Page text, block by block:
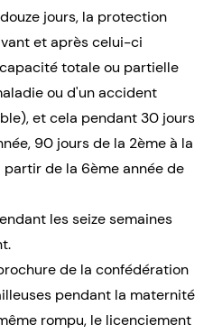
jours, la protection
et après celui-ci
totale ou partielle
ou d'un accident
et cela pendant 30 jours
90 jours de la 2ème à la
partir de la 6ème année de
les seize semaines
de la confédération
pendant la maternité
rompu, le licenciement